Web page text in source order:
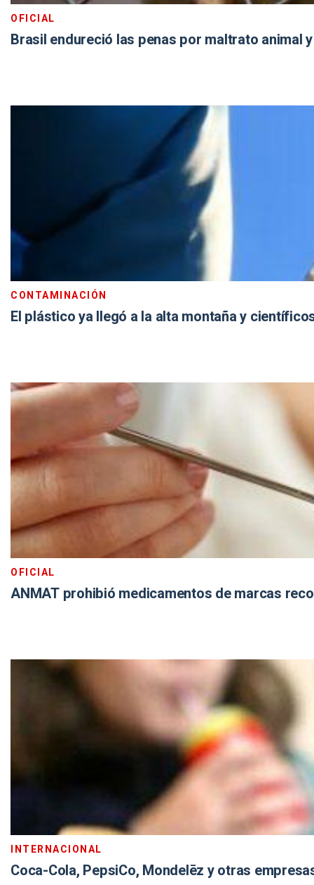
OFICIAL
Brasil endureció las penas por maltrato animal
CONTAMINACIÓN
El plástico ya llegó a la alta montaña y
OFICIAL
ANMAT prohibió medicamentos de marcas
INTERNACIONAL
Coca-Cola, PepsiCo, Mondelēz y otras